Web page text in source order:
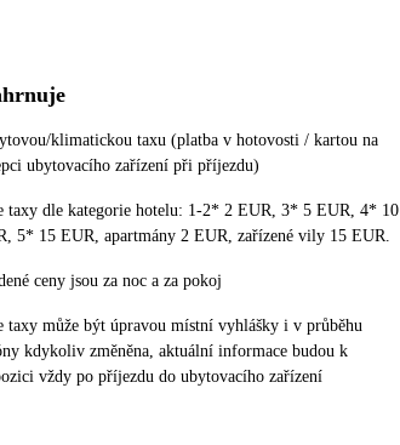
klimatickou taxu (platba v hotovosti / kartou na
ubytovacího zařízení při příjezdu)
taxy dle kategorie hotelu: 1-2* 2 EUR, 3* 5 EUR, 4* 10
5* 15 EUR, apartmány 2 EUR, zařízené vily 15 EUR.
ceny jsou za noc a za pokoj
taxy může být úpravou místní vyhlášky i v průběhu
kdykoliv změněna, aktuální informace budou k
vždy po příjezdu do ubytovacího zařízení